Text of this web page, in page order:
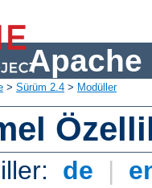
Apache
> Sürüm 2.4 > Modüller
de |